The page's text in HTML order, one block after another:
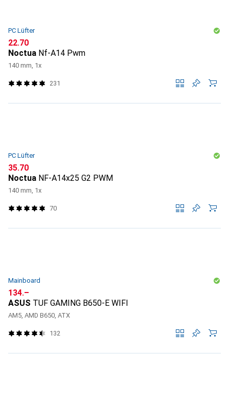
PC Lüfter
CHF
22.70
Noctua Nf-A14 Pwm
140 mm, 1x
231
PC Lüfter
CHF
35.70
Noctua NF-A14x25 G2 PWM
140 mm, 1x
70
Mainboard
CHF
134.–
ASUS TUF GAMING B650-E WIFI
AM5, AMD B650, ATX
132